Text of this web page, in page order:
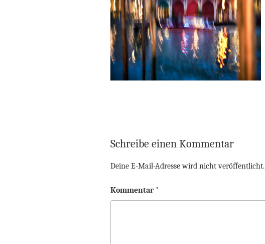
Schreibe einen Kommentar
Deine E-Mail-Adresse wird nicht veröffentlicht.
Kommentar *